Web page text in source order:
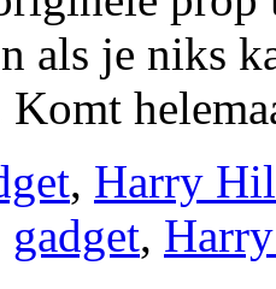
als je niks
, Harry
gadget,